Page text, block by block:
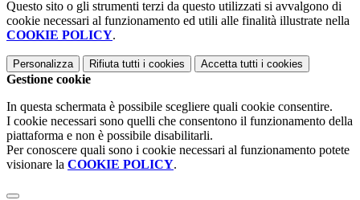
Questo sito o gli strumenti terzi da questo utilizzati si avvalgono di
cookie necessari al funzionamento ed utili alle finalità illustrate nella
COOKIE POLICY.
Personalizza Rifiuta tutti i cookies Accetta tutti i cookies
Gestione cookie
In questa schermata è possibile scegliere quali cookie consentire.
I cookie necessari sono quelli che consentono il funzionamento della
piattaforma e non è possibile disabilitarli.
Per conoscere quali sono i cookie necessari al funzionamento potete
visionare la COOKIE POLICY.